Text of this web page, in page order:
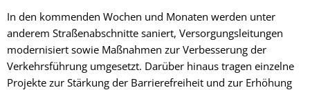
In den kommenden Wochen und Monaten werden unter
anderem Straßenabschnitte saniert, Versorgungsleitungen
modernisiert sowie Maßnahmen zur Verbesserung der
Verkehrsführung umgesetzt. Darüber hinaus tragen einzelne
Projekte zur Stärkung der Barrierefreiheit und zur Erhöhung